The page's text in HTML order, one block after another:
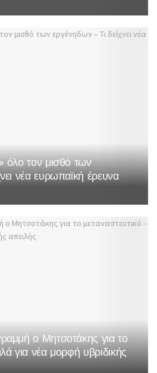
όλο τον μισθό των
νέα ευρωπαϊκή έρευνα
ο Μητσοτάκης για το
για νέα μορφή υβριδικής